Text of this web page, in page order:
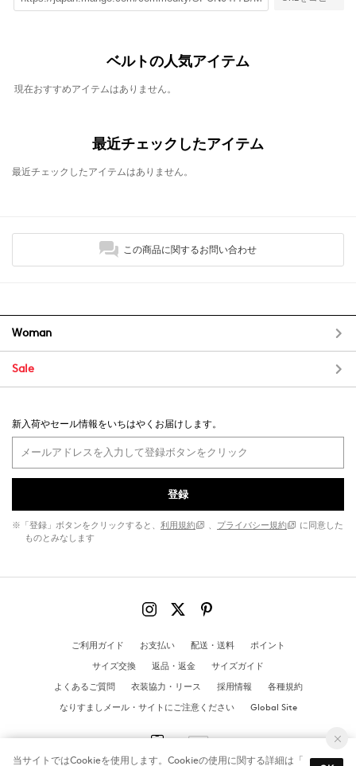
ベルトの人気アイテム
現在おすすめアイテムはありません。
最近チェックしたアイテム
最近チェックしたアイテムはありません。
この商品に関するお問い合わせ
Woman
Sale
新入荷やセール情報をいちはやくお届けします。
登録
※「登録」ボタンをクリックすると、 利用規約 、 プライバシー規約
に同意した
ものとみなします
ご利用ガイド お支払い 配送・送料
ポイント
サイズ交換
返品・返金
サイズガイド
よくあるご質問
衣装協力・リース 採用情報
各種規約
なりすましメール・サイトにご注意ください
Global Site
当サイトではCookieを使用します。Cookieの使用に関する詳細は「